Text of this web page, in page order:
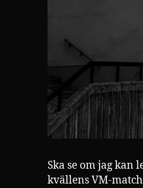
Ska se om jag kan
kvällens VM-